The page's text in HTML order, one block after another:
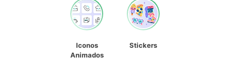
Iconos
Animados
Stickers